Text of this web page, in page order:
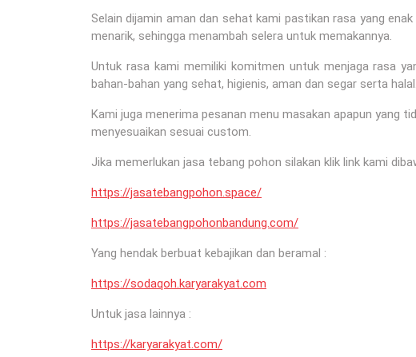
Selain dijamin aman dan sehat kami pastikan rasa yang
menarik, sehingga menambah selera untuk memakannya.
Untuk rasa kami memiliki komitmen untuk menjaga rasa
bahan-bahan yang sehat, higienis, aman dan segar serta halal.
Kami juga menerima pesanan menu masakan apapun yang
menyesuaikan sesuai custom.
Jika memerlukan jasa tebang pohon silakan klik link kami
https://jasatebangpohon.space/
https://jasatebangpohonbandung.com/
Yang hendak berbuat kebajikan dan beramal :
https://sodaqoh.karyarakyat.com
Untuk jasa lainnya :
https://karyarakyat.com/